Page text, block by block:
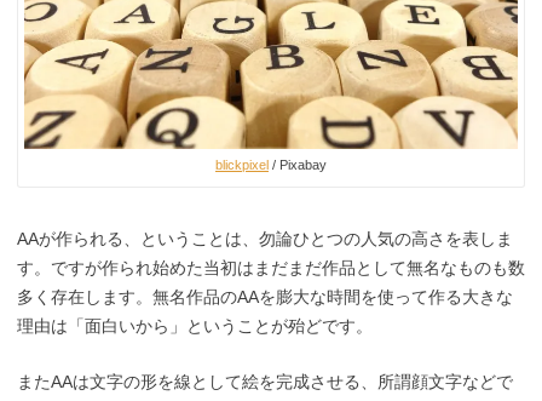
blickpixel / Pixabay
AAが作られる、ということは、勿論ひとつの人気の高さを表しま
す。ですが作られ始めた当初はまだまだ作品として無名なものも数
多く存在します。無名作品のAAを膨大な時間を使って作る大きな
理由は「面白いから」ということが殆どです。
またAAは文字の形を線として絵を完成させる、所謂顔文字などで